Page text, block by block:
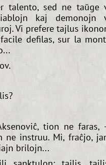
talento, sed ne taŭge
kaj demonojn
Vi prefere tajlus
defilas, sur la
tion ne faras,
instruu. Mi, fraĉjo,
brilojn...